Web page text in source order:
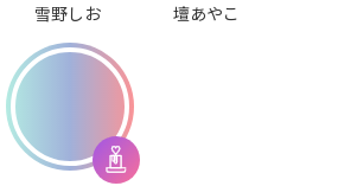
雪野しお 壇あやこ